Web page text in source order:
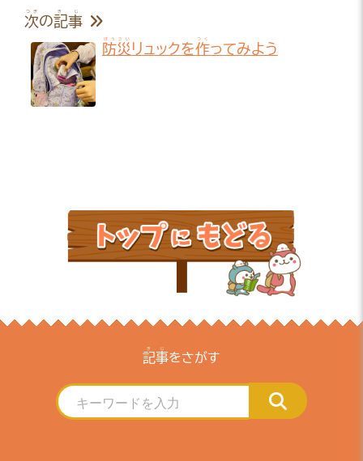
次
つぎ
の記事
きじ
防災
ぼうさい
リュックを作
つく
ってみよう
記事
きじ
をさがす